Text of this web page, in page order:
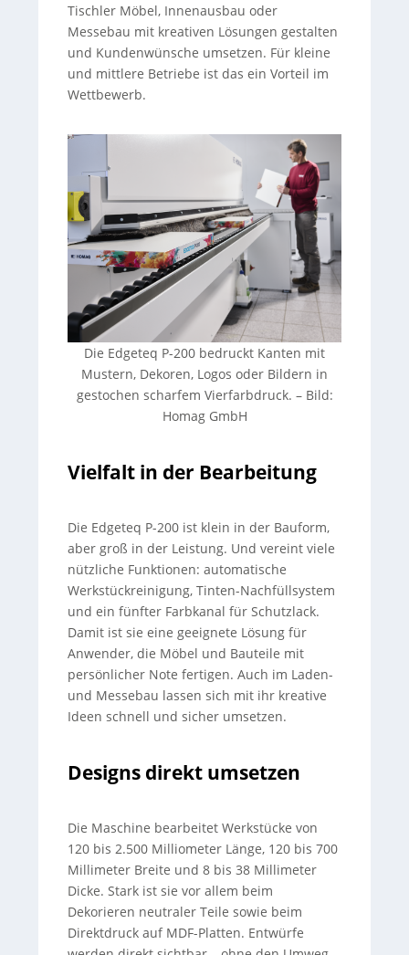
Tischler Möbel, Innenausbau oder
Messebau mit kreativen Lösungen gestalten
und Kundenwünsche umsetzen. Für kleine
und mittlere Betriebe ist das ein Vorteil im
Wettbewerb.
Die Edgeteq P-200 bedruckt Kanten mit
Mustern, Dekoren, Logos oder Bildern in
gestochen scharfem Vierfarbdruck. – Bild:
Homag GmbH
Vielfalt in der Bearbeitung
Die Edgeteq P-200 ist klein in der Bauform,
aber groß in der Leistung. Und vereint viele
nützliche Funktionen: automatische
Werkstückreinigung, Tinten-Nachfüllsystem
und ein fünfter Farbkanal für Schutzlack.
Damit ist sie eine geeignete Lösung für
Anwender, die Möbel und Bauteile mit
persönlicher Note fertigen. Auch im Laden-
und Messebau lassen sich mit ihr kreative
Ideen schnell und sicher umsetzen.
Designs direkt umsetzen
Die Maschine bearbeitet Werkstücke von
120 bis 2.500 Milliometer Länge, 120 bis 700
Millimeter Breite und 8 bis 38 Millimeter
Dicke. Stark ist sie vor allem beim
Dekorieren neutraler Teile sowie beim
Direktdruck auf MDF-Platten. Entwürfe